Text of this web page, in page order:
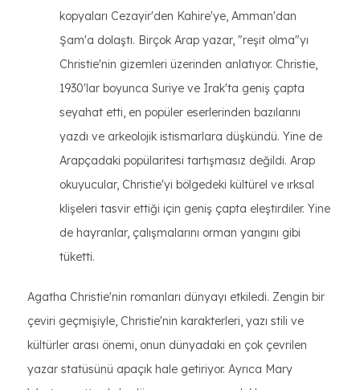
kopyaları Cezayir'den Kahire'ye, Amman'dan
Şam'a dolaştı. Birçok Arap yazar, "reşit olma"yı
Christie'nin gizemleri üzerinden anlatıyor. Christie,
1930'lar boyunca Suriye ve Irak'ta geniş çapta
seyahat etti, en popüler eserlerinden bazılarını
yazdı ve arkeolojik istismarlara düşkündü. Yine de
Arapçadaki popülaritesi tartışmasız değildi. Arap
okuyucular, Christie'yi bölgedeki kültürel ve ırksal
klişeleri tasvir ettiği için geniş çapta eleştirdiler. Yine
de hayranlar, çalışmalarını orman yangını gibi
tüketti.
Agatha Christie'nin romanları dünyayı etkiledi. Zengin bir
çeviri geçmişiyle, Christie'nin karakterleri, yazı stili ve
kültürler arası önemi, onun dünyadaki en çok çevrilen
yazar statüsünü apaçık hale getiriyor. Ayrıca Mary